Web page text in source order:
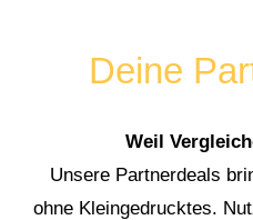
Deine
Weil
Unsere Partnerdeals
ohne Kleingedrucktes.